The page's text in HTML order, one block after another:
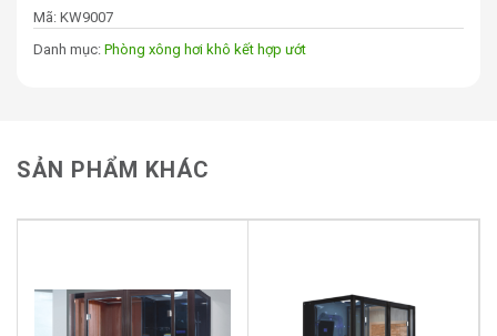
Mã: KW9007
Danh mục: Phòng xông hơi khô kết hợp ướt
SẢN PHẨM KHÁC